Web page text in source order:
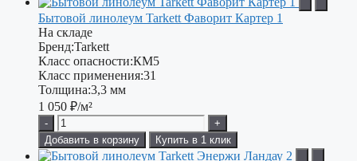
Бытовой линолеум Tarkett Фаворит Картер 1
На складе
Бренд:Tarkett
Класс опасности:КМ5
Класс применения:31
Толщина:3,3 мм
1 050 ₽/м²
-
+
Добавить в корзину
Купить в 1 клик